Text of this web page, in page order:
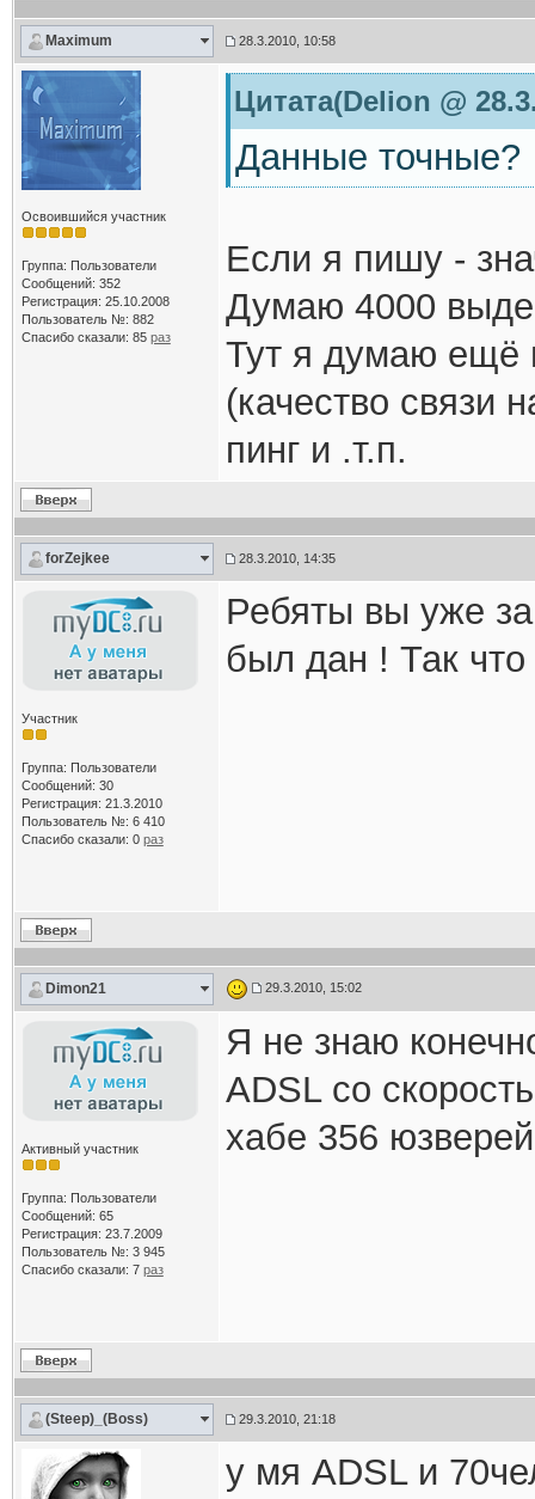
Maximum 28.3.2010, 10:58
Освоившийся участник
Группа: Пользователи
Сообщений: 352
Регистрация: 25.10.2008
Пользователь №: 882
Спасибо сказали: 85 раз
Цитата(Delion @
Данные точные?
Если я пишу -
Думаю 4000
Тут я думаю ещё
(качество связи
пинг и .т.п.
forZejkee 28.3.2010, 14:35
Участник
Группа: Пользователи
Сообщений: 30
Регистрация: 21.3.2010
Пользователь №: 6 410
Спасибо сказали: 0 раз
Ребяты вы уже
был дан ! Так
Dimon21 29.3.2010, 15:02
Активный участник
Группа: Пользователи
Сообщений: 65
Регистрация: 23.7.2009
Пользователь №: 3 945
Спасибо сказали: 7 раз
Я не знаю
АDSL со
хабе 356
(Steep)_(Boss) 29.3.2010, 21:18
у мя ADSL и